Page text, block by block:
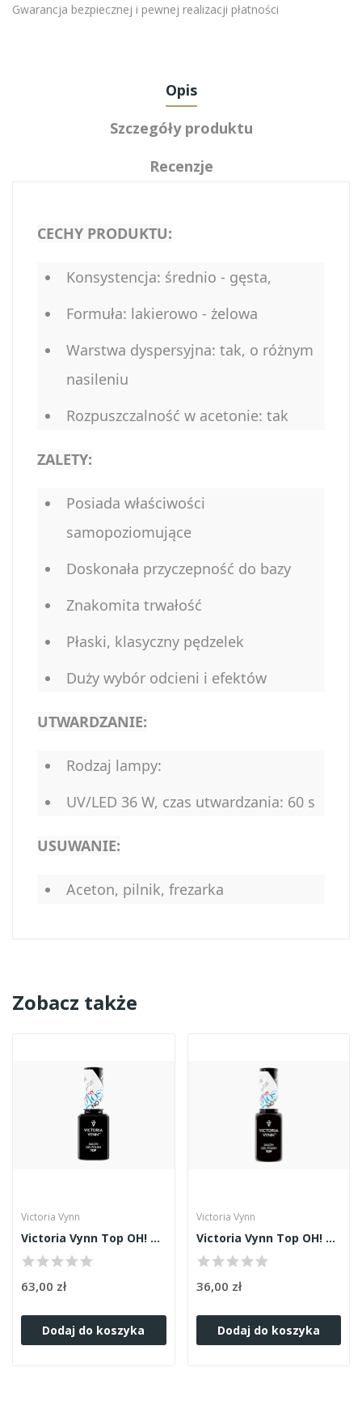
Gwarancja bezpiecznej i pewnej realizacji płatności
Opis
Szczegóły produktu
Recenzje
CECHY PRODUKTU:
Konsystencja: średnio - gęsta,
Formuła: lakierowo - żelowa
Warstwa dyspersyjna: tak, o różnym
nasileniu
Rozpuszczalność w acetonie: tak
ZALETY:
Posiada właściwości
samopoziomujące
Doskonała przyczepność do bazy
Znakomita trwałość
Płaski, klasyczny pędzelek
Duży wybór odcieni i efektów
UTWARDZANIE:
Rodzaj lampy:
UV/LED 36 W, czas utwardzania: 60 s
USUWANIE:
Aceton, pilnik, frezarka
Zobacz także
Victoria Vynn
Victoria Vynn Top OH! My Gloss 15ml
63,00 zł
Dodaj do koszyka
Victoria Vynn
Victoria Vynn Top OH! My Gloss 8ml
36,00 zł
Dodaj do koszyka